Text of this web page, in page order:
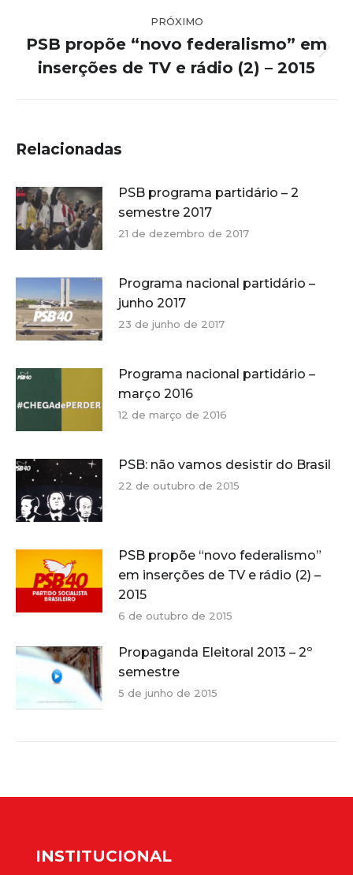
PRÓXIMO
post:
PSB propõe “novo federalismo” em
inserções de TV e rádio (2) – 2015
Relacionadas
PSB programa partidário – 2
semestre 2017
21 de dezembro de 2017
Programa nacional partidário –
junho 2017
23 de junho de 2017
Programa nacional partidário –
março 2016
12 de março de 2016
PSB: não vamos desistir do Brasil
22 de outubro de 2015
PSB propõe “novo federalismo”
em inserções de TV e rádio (2) –
2015
6 de outubro de 2015
Propaganda Eleitoral 2013 – 2º
semestre
5 de junho de 2015
INSTITUCIONAL